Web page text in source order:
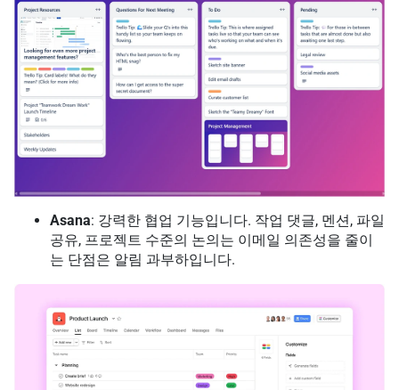
Asana: 강력한 협업 기능입니다. 작업 댓글, 멘션, 파일
공유, 프로젝트 수준의 논의는 이메일 의존성을 줄이
는 단점은 알림 과부하입니다.